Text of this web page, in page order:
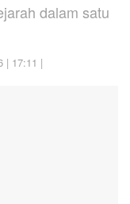
dalam satu
| 17:11 |